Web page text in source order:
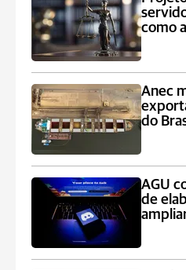
como
Anec
do
AGU
de